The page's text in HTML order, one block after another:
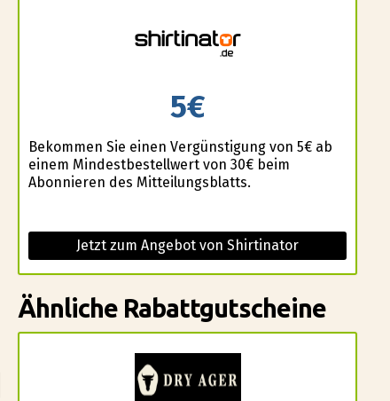
5€
Bekommen Sie einen Vergünstigung von 5€ ab
einem Mindestbestellwert von 30€ beim
Abonnieren des Mitteilungsblatts.
Jetzt zum Angebot von Shirtinator
Ähnliche Rabattgutscheine